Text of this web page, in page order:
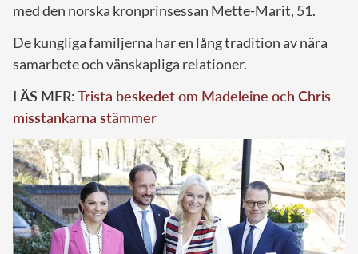
med den norska kronprinsessan Mette-Marit, 51.
De kungliga familjerna har en lång tradition av nära
samarbete och vänskapliga relationer.
LÄS MER:Trista beskedet om Madeleine och Chris –
misstankarna stämmer